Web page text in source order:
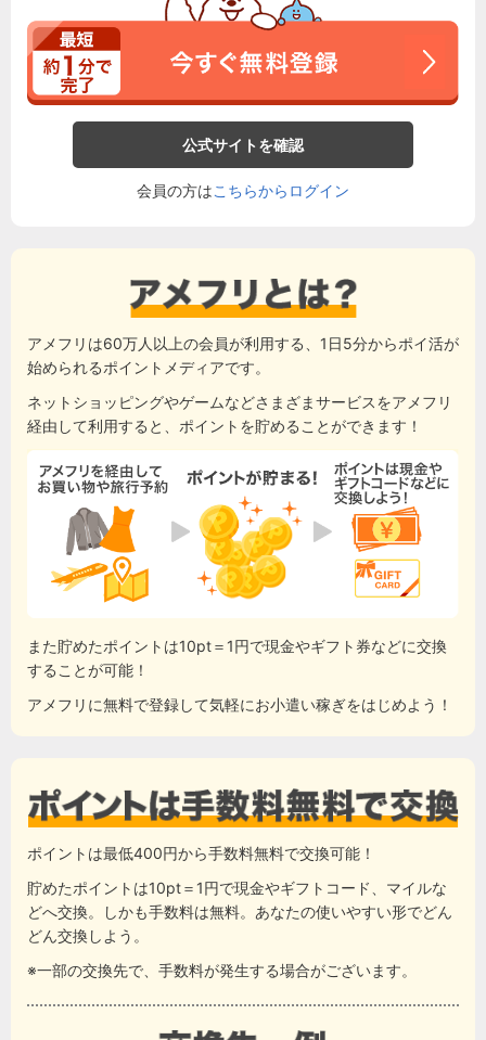
公式サイトを確認
会員の方はこちらからログイン
アメフリは60万人以上の会員が利用する、1日5分からポイ活が
始められるポイントメディアです。
ネットショッピングやゲームなどさまざまサービスをアメフリ
経由して利用すると、ポイントを貯めることができます！
また貯めたポイントは10pt＝1円で現金やギフト券などに交換
することが可能！
アメフリに無料で登録して気軽にお小遣い稼ぎをはじめよう！
ポイントは最低400円から手数料無料で交換可能！
貯めたポイントは10pt＝1円で現金やギフトコード、マイルな
どへ交換。しかも手数料は無料。あなたの使いやすい形でどん
どん交換しよう。
※一部の交換先で、手数料が発生する場合がございます。